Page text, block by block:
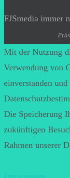
FJSmedia immer
Mit der Nutzung
Verwendung von
einverstanden
Die Speicherung
zukünftigen
Rahmen unserer